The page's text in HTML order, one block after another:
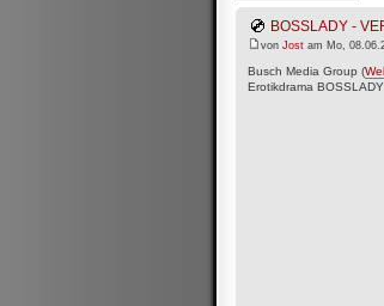
BOSSLADY -
von Jost am Mo,
Busch Media Group (
Erotikdrama